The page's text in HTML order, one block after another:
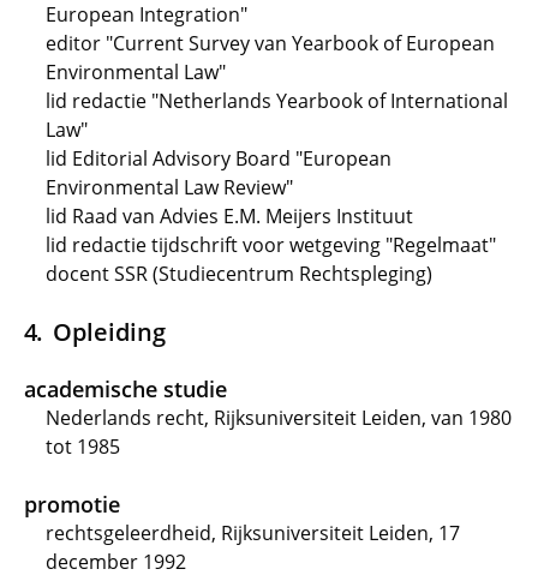
European Integration"
editor "Current Survey van Yearbook of European
Environmental Law"
lid redactie "Netherlands Yearbook of International
Law"
lid Editorial Advisory Board "European
Environmental Law Review"
lid Raad van Advies E.M. Meijers Instituut
lid redactie tijdschrift voor wetgeving "Regelmaat"
docent SSR (Studiecentrum Rechtspleging)
Opleiding
academische studie
Nederlands recht, Rijksuniversiteit Leiden, van 1980
tot 1985
promotie
rechtsgeleerdheid, Rijksuniversiteit Leiden, 17
december 1992